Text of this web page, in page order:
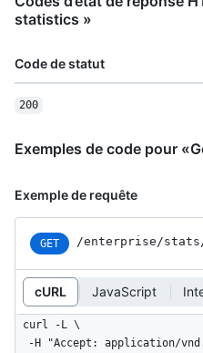
statistics »
Code de statut
200
Exemples de code pour
Exemple de requête
GET /enterprise/stats/
cURL JavaScript
curl -L \